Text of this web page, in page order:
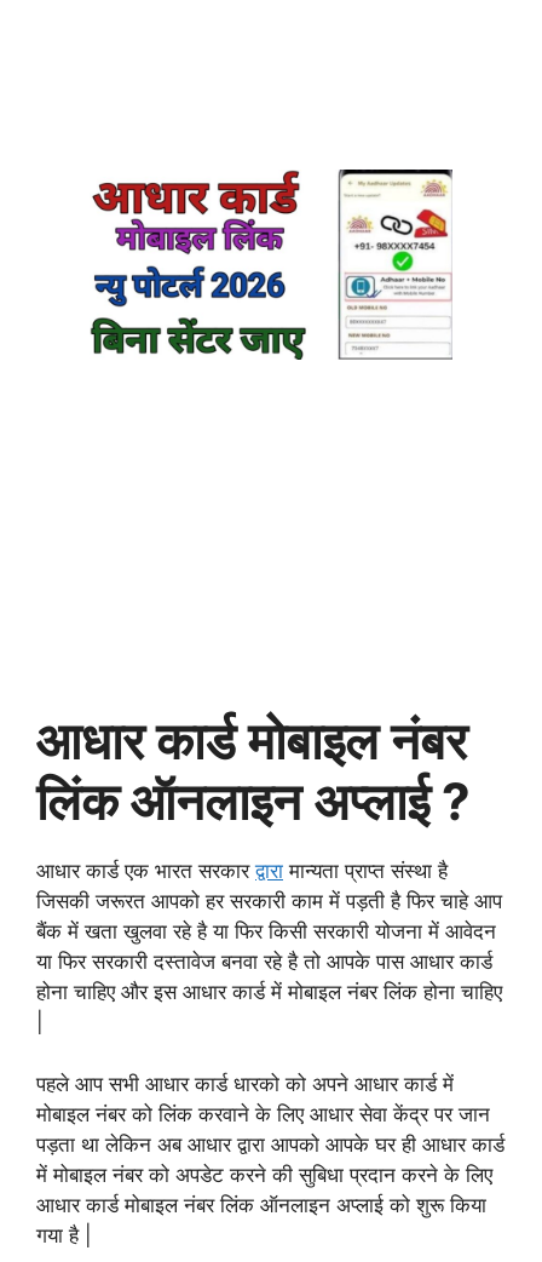
आधार कार्ड मोबाइल नंबर
लिंक ऑनलाइन अप्लाई ?
आधार कार्ड एक भारत सरकारद्वारा मान्यता प्राप्त संस्था है
जिसकी जरूरत आपको हर सरकारी काम में पड़ती है फिर चाहे आप
बैंक में खता खुलवा रहे है या फिर किसी सरकारी योजना में आवेदन
या फिर सरकारी दस्तावेज बनवा रहे है तो आपके पास आधार कार्ड
होना चाहिए और इस आधार कार्ड में मोबाइल नंबर लिंक होना चाहिए
पहले आप सभी आधार कार्ड धारको को अपने आधार कार्ड में
मोबाइल नंबर को लिंक करवाने के लिए आधार सेवा केंद्र पर जान
पड़ता था लेकिन अब आधार द्वारा आपको आपके घर ही आधार कार्ड
में मोबाइल नंबर को अपडेट करने की सुबिधा प्रदान करने के लिए
आधार कार्ड मोबाइल नंबर लिंक ऑनलाइन अप्लाई को शुरू किया
गया है |